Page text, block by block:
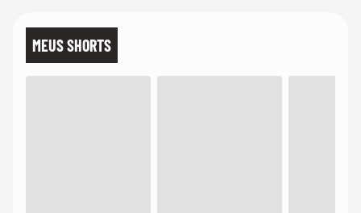
MEUS SHORTS